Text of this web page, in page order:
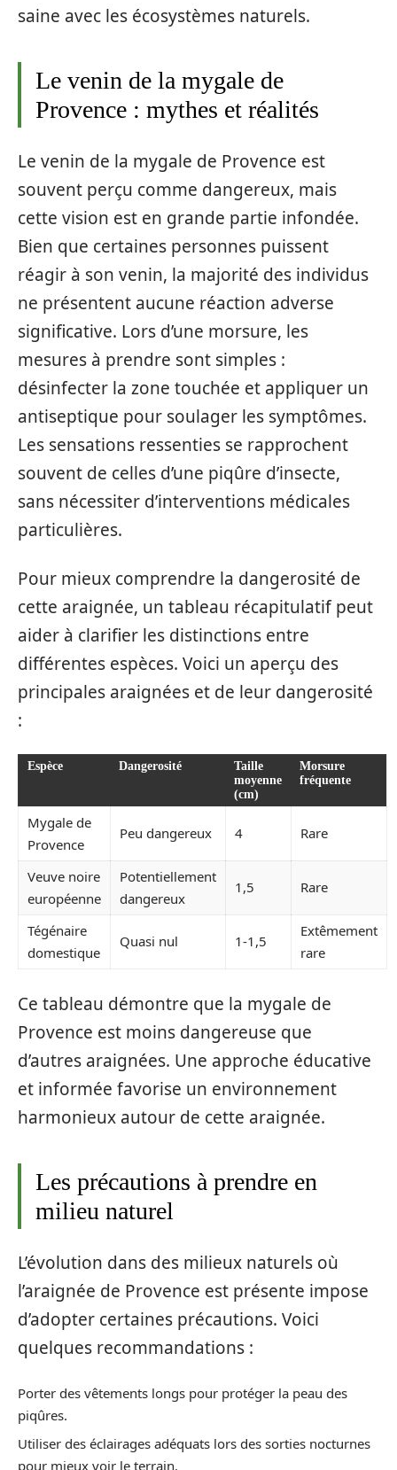
saine avec les écosystèmes naturels.
Le venin de la mygale de
Provence : mythes et réalités
Le venin de la mygale de Provence est
souvent perçu comme dangereux, mais
cette vision est en grande partie infondée.
Bien que certaines personnes puissent
réagir à son venin, la majorité des individus
ne présentent aucune réaction adverse
significative. Lors d’une morsure, les
mesures à prendre sont simples :
désinfecter la zone touchée et appliquer un
antiseptique pour soulager les symptômes.
Les sensations ressenties se rapprochent
souvent de celles d’une piqûre d’insecte,
sans nécessiter d’interventions médicales
particulières.
Pour mieux comprendre la dangerosité de
cette araignée, un tableau récapitulatif peut
aider à clarifier les distinctions entre
différentes espèces. Voici un aperçu des
principales araignées et de leur dangerosité
:
Espèce Dangerosité
Taille
moyenne
(cm)
Morsure
fréquente
Mygale de
Provence
Peu dangereux 4 Rare
Veuve noire
européenne
Potentiellement
dangereux
1,5 Rare
Tégénaire
domestique
Quasi nul 1-1,5
Extêmement
rare
Ce tableau démontre que la mygale de
Provence est moins dangereuse que
d’autres araignées. Une approche éducative
et informée favorise un environnement
harmonieux autour de cette araignée.
Les précautions à prendre en
milieu naturel
L’évolution dans des milieux naturels où
l’araignée de Provence est présente impose
d’adopter certaines précautions. Voici
quelques recommandations :
Porter des vêtements longs pour protéger la peau des
piqûres.
Utiliser des éclairages adéquats lors des sorties nocturnes
pour mieux voir le terrain.